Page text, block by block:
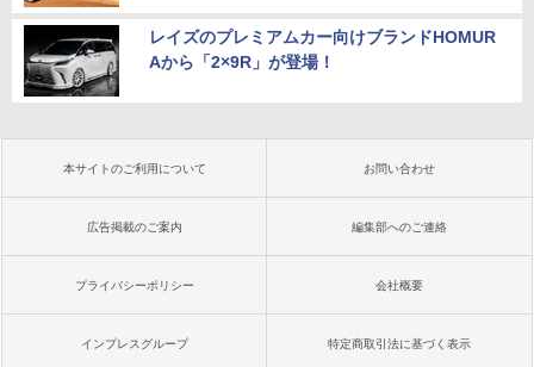
レイズのプレミアムカー向けブランドHOMUR
Aから「2×9R」が登場！
本サイトのご利用について お問い合わせ
広告掲載のご案内 編集部へのご連絡
プライバシーポリシー 会社概要
インプレスグループ 特定商取引法に基づく表示